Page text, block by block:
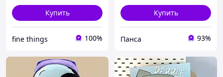
Купить
fine things 100%
Купить
Панса 93%